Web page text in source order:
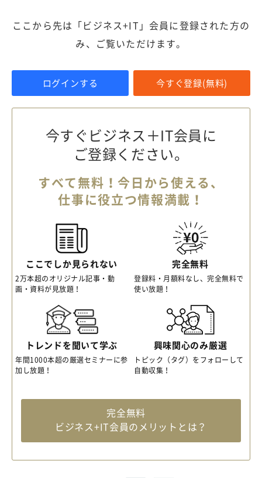
ここから先は「ビジネス+IT」会員に登録された方の
み、ご覧いただけます。
ログインする 今すぐ登録(無料)
今すぐビジネス＋IT会員に
ご登録ください。
すべて無料！今日から使える、
仕事に役立つ情報満載！
ここでしか見られない
2万本超のオリジナル記事・動
画・資料が見放題！
完全無料
登録料・月額料なし、完全無料で
使い放題！
トレンドを聞いて学ぶ
年間1000本超の厳選セミナーに参
加し放題！
興味関心のみ厳選
トピック（タグ）をフォローして
自動収集！
完全無料
ビジネス+IT会員のメリットとは？